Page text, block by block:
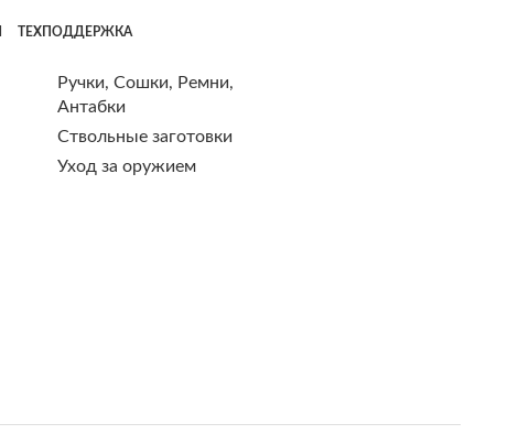
ТЕХПОДДЕРЖКА
Ручки, Сошки, Ремни,
Антабки
Ствольные заготовки
Уход за оружием